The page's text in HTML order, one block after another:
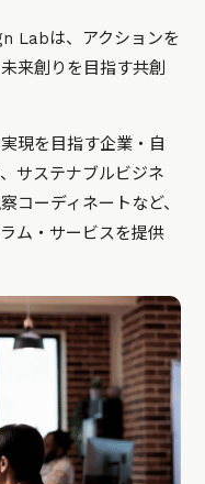
Labは、アクションを
来創りを目指す共創
現を目指す企業・自
サステナブルビジネ
コーディネートなど、
ム・サービスを提供